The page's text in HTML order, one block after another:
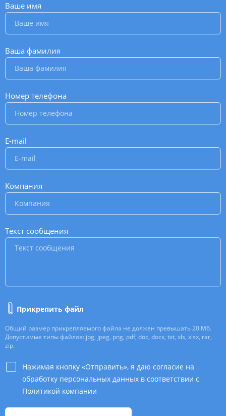
Ваше имя
Ваша фамилия
Номер телефона
E-mail
Компания
Текст сообщения
Прикрепить файл
Общий размер прикрепляемого файла не должен превышать 20 Мб.
Допустимые типы файлов: jpg, jpeg, png, pdf, doc, docx, txt, xls, xlsx, rar,
zip.
Нажимая кнопку «Отправить», я даю согласие на
обработку персональных данных в соответствии с
Политикой компании